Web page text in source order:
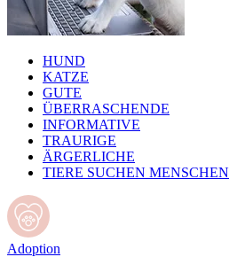
HUND
KATZE
GUTE
ÜBERRASCHENDE
INFORMATIVE
TRAURIGE
ÄRGERLICHE
TIERE SUCHEN MENSCHEN
Adoption